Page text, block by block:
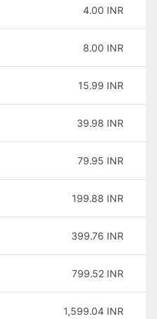
4.00 INR
8.00 INR
15.99 INR
39.98 INR
79.95 INR
199.88 INR
399.76 INR
799.52 INR
1,599.04 INR